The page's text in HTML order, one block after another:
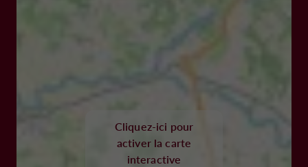
Cliquez-ici pour
activer la carte
interactive